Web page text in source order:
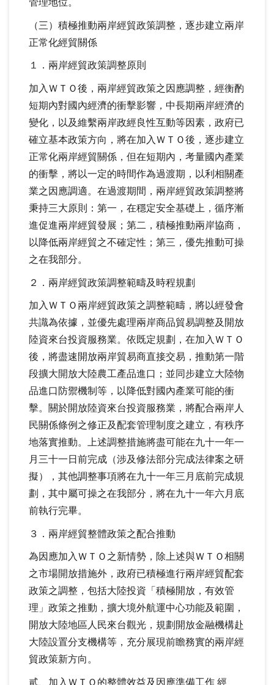
管理地位。
（三）積極推動兩岸經貿政策調整，逐步建立兩岸
正常化經貿關係
１．兩岸經貿政策調整原則
加入ＷＴＯ後，兩岸經貿政策之因應調整，經衡酌
短期內對國內經濟的衝擊影響，中長期兩岸經濟的
變化，以及維繫兩岸政經良性互動等因素，政府已
確立基本政策方向，將在加入ＷＴＯ後，逐步建立
正常化兩岸經貿關係，但在短期內，考量國內產業
的衝擊，將以一定的時間作為過渡期，以利相關產
業之因應調適。在過渡期間，兩岸經貿政策調整將
秉持三大原則：第一，在穩定安全基礎上，循序漸
進促進兩岸經貿發展；第二，積極推動兩岸協商，
以降低兩岸經貿之不確定性；第三，優先推動可操
之在我部分。
２．兩岸經貿政策調整範疇及時程規劃
加入ＷＴＯ兩岸經貿政策之調整範疇，將以經發會
共識為依據，並優先處理兩岸商品貿易調整及開放
陸資來台投資服務業。依既定規劃，在加入ＷＴＯ
後，將盡速開放兩岸貿易商直接交易，推動第一階
段擴大開放大陸農工產品進口；並同步建立大陸物
品進口防禦機制等，以降低對國內產業可能的衝
擊。關於開放陸資來台投資服務業，將配合兩岸人
民關係條例之修正及配套管理制度之建立，有秩序
地落實推動。上述調整措施將盡可能在九十一年一
月三十一日前完成（涉及修法部分完成法律案之研
擬），其他調整事項將在九十一年三月底前完成規
劃，其中屬可操之在我部分，將在九十一年六月底
前執行完畢。
３．兩岸經貿整體政策之配合推動
為因應加入ＷＴＯ之新情勢，除上述與ＷＴＯ相關
之市場開放措施外，政府已積極進行兩岸經貿配套
政策之調整，包括大陸投資「積極開放，有效管
理」政策之推動，擴大境外航運中心功能及範圍，
開放大陸地區人民來台觀光，規劃開放金融機構赴
大陸設置分支機構等，充分展現前瞻務實的兩岸經
貿政策新方向。
貳、加入ＷＴＯ的整體效益及因應準備工作 經